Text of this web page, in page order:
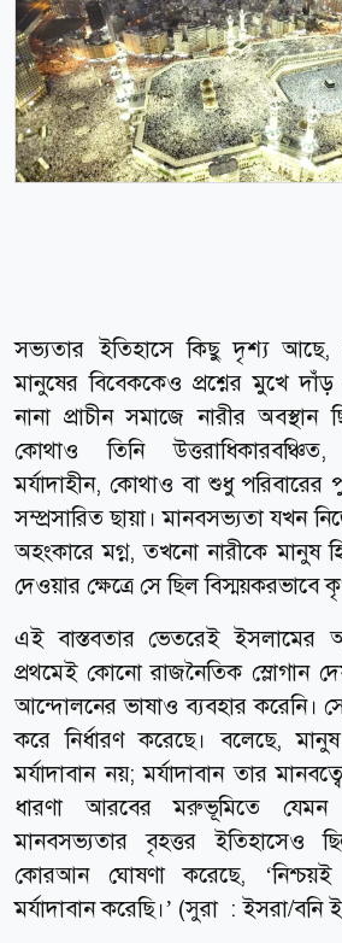
সভ্যতার ইতিহাসে কিছু দৃশ্য
মানুষের বিবেককেও প্রশ্নের মুখে
নানা প্রাচীন সমাজে নারীর
কোথাও তিনি
মর্যাদাহীন, কোথাও বা শুধু
সম্প্রসারিত ছায়া। মানবসভ্যতা যখন
অহংকারে মগ্ন, তখনো নারীকে মানুষ
দেওয়ার ক্ষেত্রে সে ছিল বিস্ময়করভাবে
এই বাস্তবতার ভেতরেই ইসলামের
প্রথমেই কোনো রাজনৈতিক স্লোগান
আন্দোলনের ভাষাও ব্যবহার করেনি।
করে নির্ধারণ করেছে। বলেছে,
মর্যাদাবান নয়; মর্যাদাবান তার
ধারণা আরবের মরুভূমিতে
মানবসভ্যতার বৃহত্তর ইতিহাসেও
কোরআন ঘোষণা করেছে,
মর্যাদাবান করেছি।’ (সুরা : ইসরা/